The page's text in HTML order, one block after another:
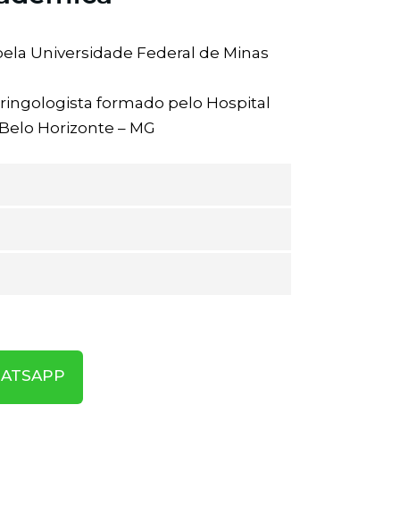
Universidade Federal de Minas
formado pelo Hospital
Horizonte – MG